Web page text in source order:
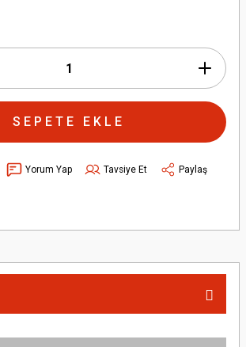
SEPETE EKLE
Yorum Yap Tavsiye Et
Paylaş